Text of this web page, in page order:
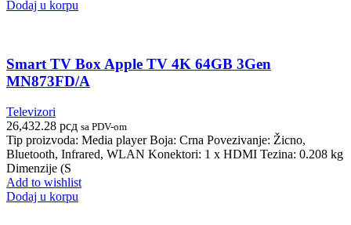
Dodaj u korpu
Smart TV Box Apple TV 4K 64GB 3Gen
MN873FD/A
Televizori
26,432.28 рсд sa PDV-om
Tip proizvoda: Media player Boja: Crna Povezivanje: Žicno,
Bluetooth, Infrared, WLAN Konektori: 1 x HDMI Tezina: 0.208 kg
Dimenzije (S
Add to wishlist
Dodaj u korpu